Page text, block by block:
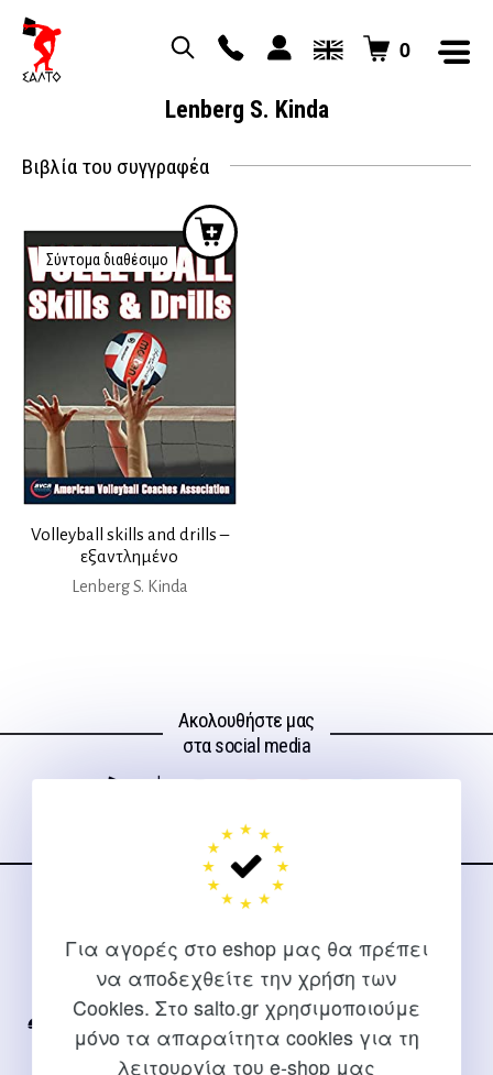
Για αγορές στο eshop μας θα πρέπει
να αποδεχθείτε την χρήση των
Cookies. Στο salto.gr χρησιμοποιούμε
μόνο τα απαραίτητα cookies για τη
λειτουργία του e-shop μας
0
Lenberg S. Kinda
Βιβλία του συγγραφέα
Σύντομα διαθέσιμο
Volleyball skills and drills –
εξαντλημένο
Lenberg S. Kinda
Ακολουθήστε μας
στα social media
Για διευκρινίσεις και υποστήριξη παραγγελιών μέσω του
2310 267108